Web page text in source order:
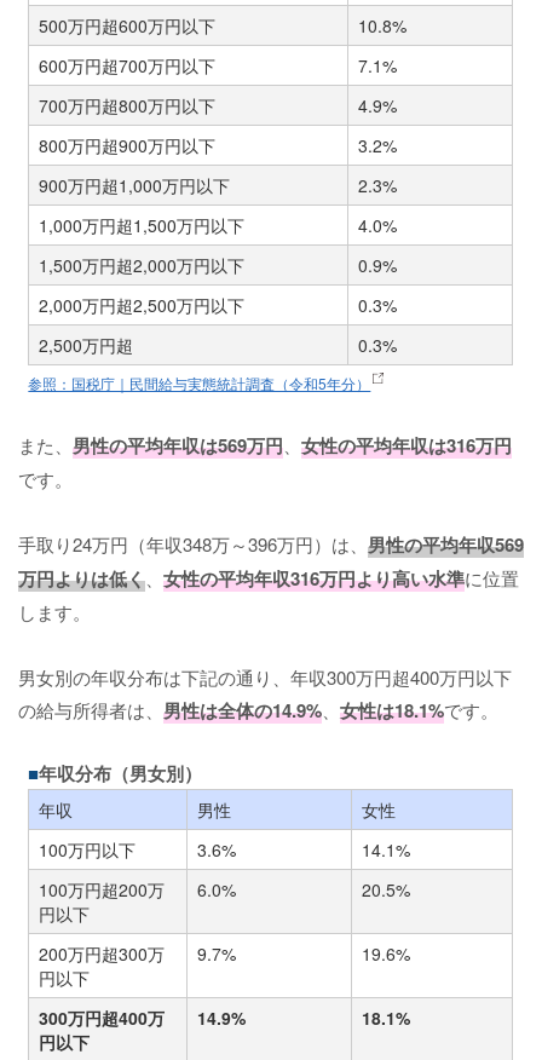
500万円超600万円以下
10.8%
600万円超700万円以下
7.1%
700万円超800万円以下
4.9%
800万円超900万円以下
3.2%
900万円超1,000万円以下
2.3%
1,000万円超1,500万円以下
4.0%
1,500万円超2,000万円以下
0.9%
2,000万円超2,500万円以下
0.3%
2,500万円超
0.3%
参照：国税庁｜民間給与実態統計調査（令和5年分）
また、 男性の平均年収は569万円、 女性の平均年収は316万円
です。
手取り24万円（年収348万～396万円）は、 男性の平均年収569
万円よりは低く、 女性の平均年収316万円より高い水準に位置
します。
男女別の年収分布は下記の通り、年収300万円超400万円以下
の給与所得者は、 男性は全体の14.9%、 女性は18.1%です。
年収分布（男女別）
年収 男性
女性
100万円以下
3.6%
14.1%
100万円超200万
円以下
6.0% 20.5%
200万円超300万
円以下
9.7% 19.6%
300万円超400万
円以下
14.9% 18.1%